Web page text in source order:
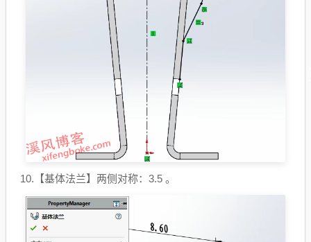
10.【基体法兰】两侧对称：3.5 。